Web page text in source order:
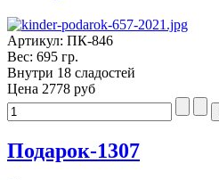
Артикул: ПК-846
Вес: 695 гр.
Внутри 18 сладостей
Цена 2778 руб
Подарок-1307